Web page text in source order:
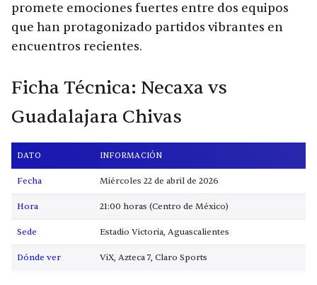
promete emociones fuertes entre dos equipos
que han protagonizado partidos vibrantes en
encuentros recientes.
Ficha Técnica: Necaxa vs
Guadalajara Chivas
DATO INFORMACIÓN
Fecha Miércoles 22 de abril de 2026
Hora 21:00 horas (Centro de México)
Sede Estadio Victoria, Aguascalientes
Dónde ver ViX, Azteca 7, Claro Sports